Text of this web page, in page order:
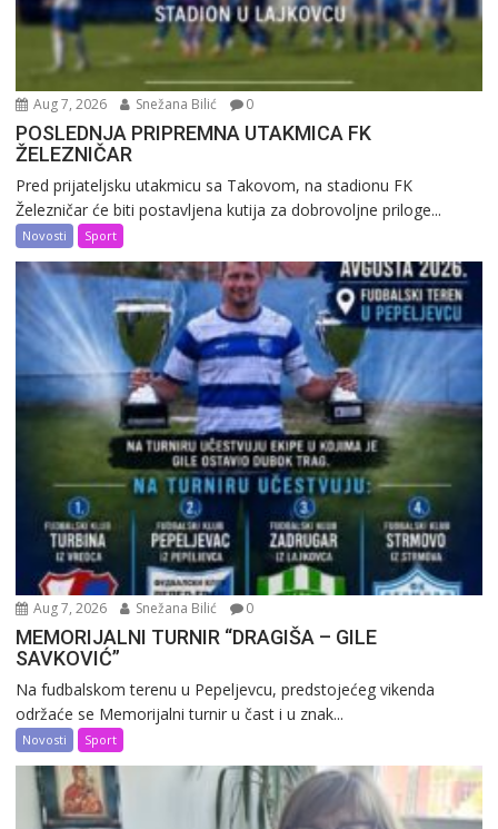
Aug 7, 2026 Snežana Bilić 0
POSLEDNJA PRIPREMNA UTAKMICA FK
ŽELEZNIČAR
Pred prijateljsku utakmicu sa Takovom, na stadionu FK
Železničar će biti postavljena kutija za dobrovoljne priloge...
Novosti Sport
Aug 7, 2026 Snežana Bilić 0
MEMORIJALNI TURNIR “DRAGIŠA – GILE
SAVKOVIĆ”
Na fudbalskom terenu u Pepeljevcu, predstojećeg vikenda
održaće se Memorijalni turnir u čast i u znak...
Novosti Sport